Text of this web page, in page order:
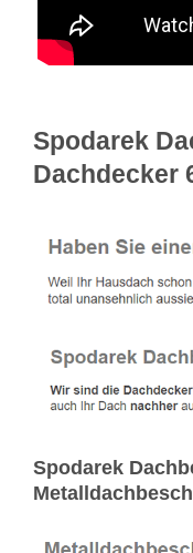
Spodarek
Dachdecker
Spodarek